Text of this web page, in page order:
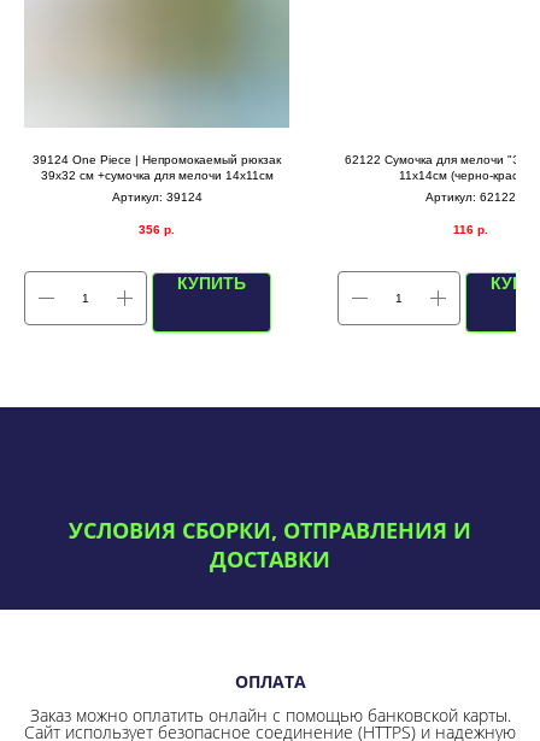
39124 One Piece | Непромокаемый рюкзак
39х32 см +сумочка для мелочи 14х11см
Артикул: 39124
356 р.
КУПИТЬ
62122 Сумочка для мелочи
11х14см (черно-
Артикул: 62122
116 р.
УСЛОВИЯ СБОРКИ, ОТПРАВЛЕНИЯ И
ДОСТАВКИ
ОПЛАТА
Заказ можно оплатить онлайн с помощью банковской карты.
Сайт использует безопасное соединение (HTTPS) и надежную